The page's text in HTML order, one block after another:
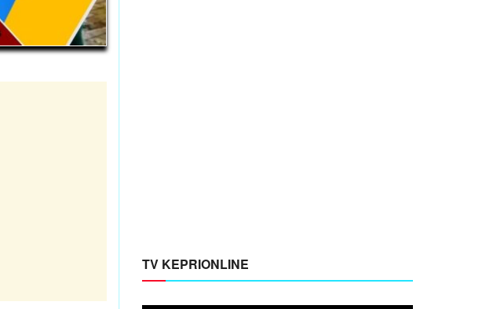
TV KEPRIONLINE